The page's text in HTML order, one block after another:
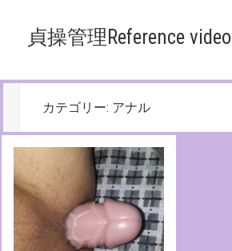
貞操管理Reference video
カテゴリー: アナル